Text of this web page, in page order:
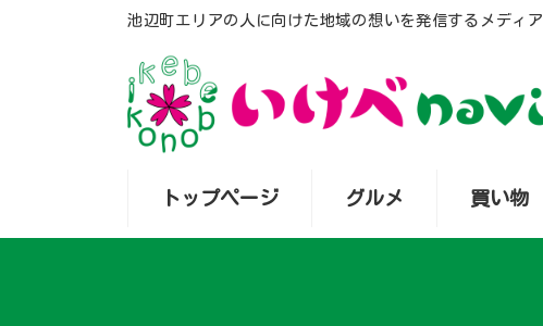
池辺町エリアの人に向けた地域の想いを発信するメディア
トップページ グルメ 買い物